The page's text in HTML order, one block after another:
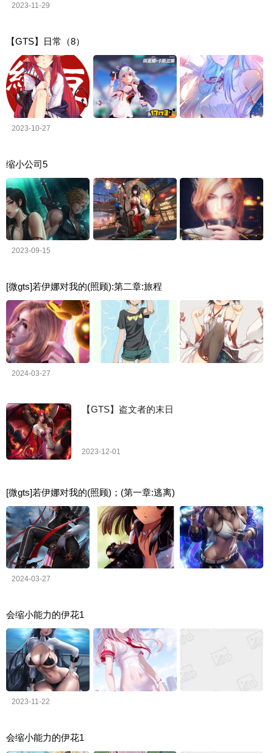
2023-11-29
【GTS】日常（8）
2023-10-27
缩小公司5
2023-09-15
[微gts]若伊娜对我的(照顾):第二章:旅程
2024-03-27
【GTS】盗文者的末日
2023-12-01
[微gts]若伊娜对我的(照顾)；(第一章:逃离)
2024-03-27
会缩小能力的伊花1
2023-11-22
会缩小能力的伊花1